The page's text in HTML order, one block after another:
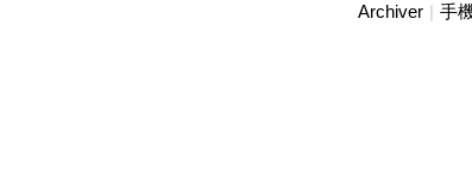
Archiver | 手